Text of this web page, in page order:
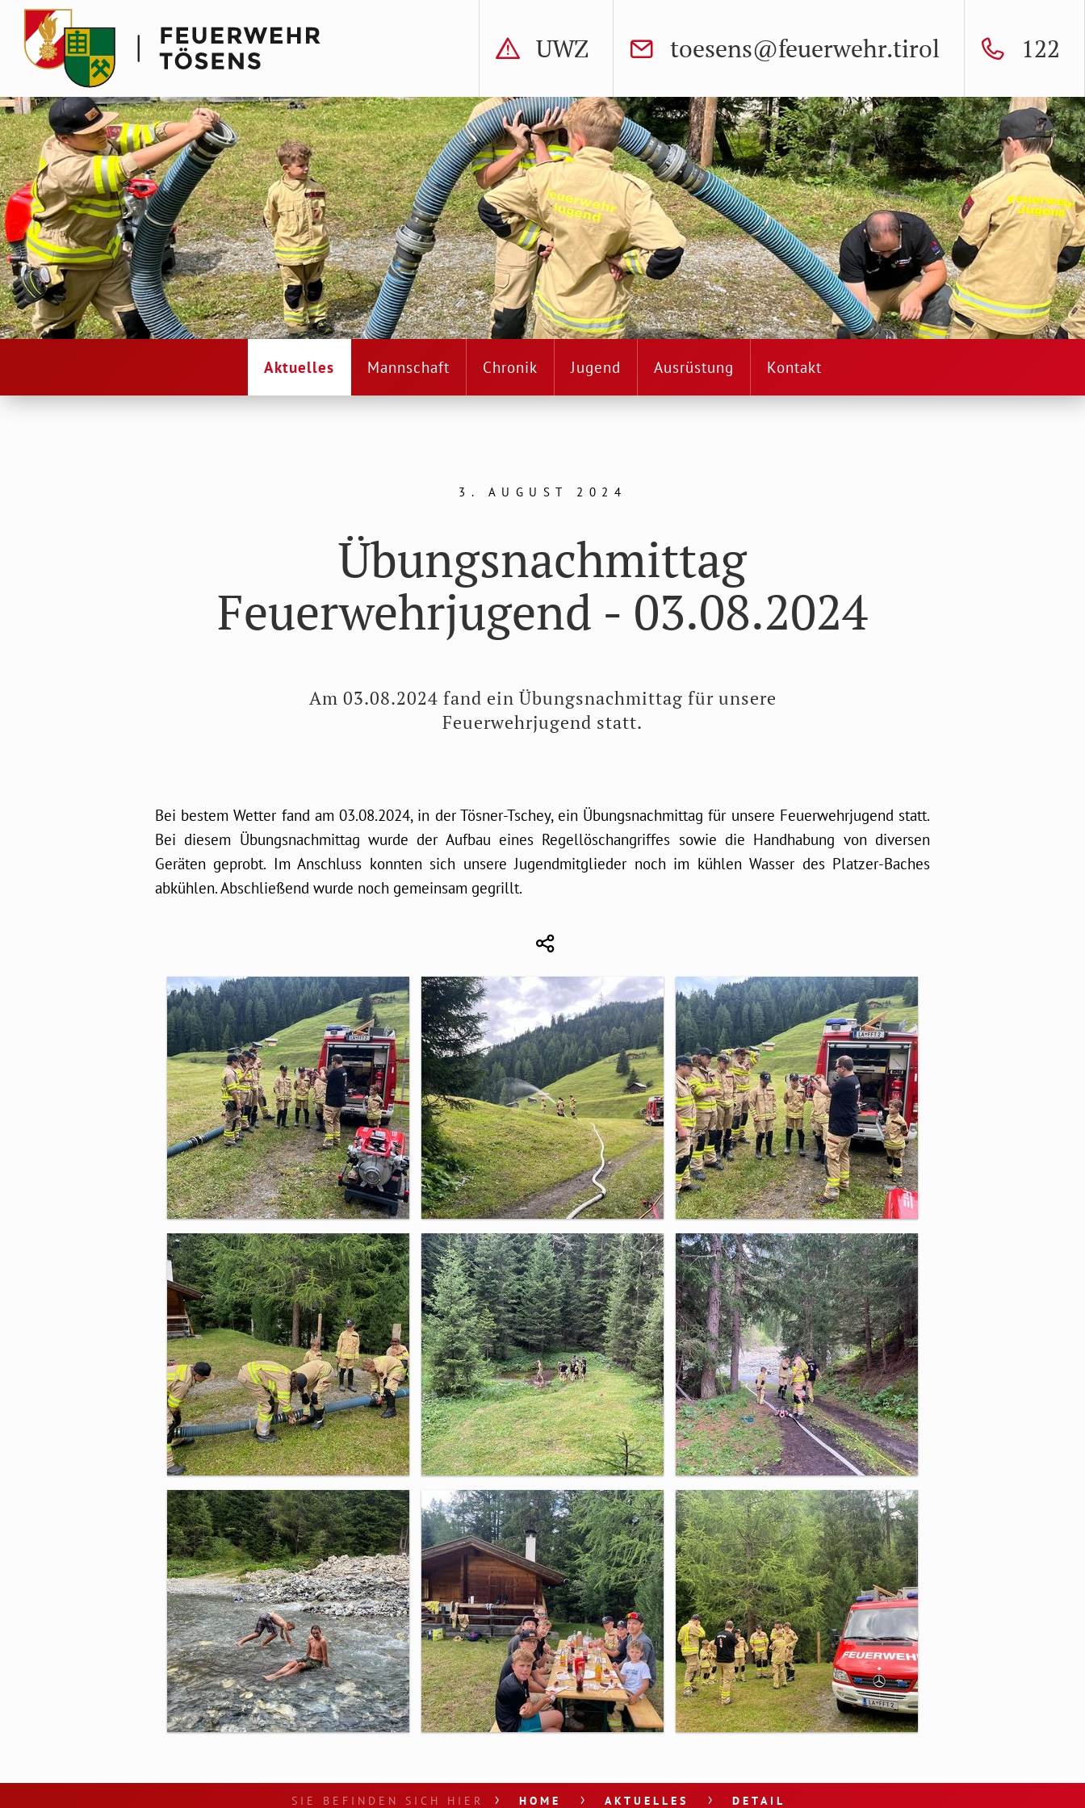
UWZ toesens@feuerwehr.tirol 122
Aktuelles Mannschaft Chronik Jugend Ausrüstung Kontakt
3. AUGUST 2024
Übungsnachmittag
Feuerwehrjugend - 03.08.2024
Am 03.08.2024 fand ein Übungsnachmittag für unsere
Feuerwehrjugend statt.
Bei bestem Wetter fand am 03.08.2024, in der Tösner-Tschey, ein Übungsnachmittag für unsere Feuerwehrjugend statt.
Bei diesem Übungsnachmittag wurde der Aufbau eines Regellöschangriffes sowie die Handhabung von diversen
Geräten geprobt. Im Anschluss konnten sich unsere Jugendmitglieder noch im kühlen Wasser des Platzer-Baches
abkühlen. Abschließend wurde noch gemeinsam gegrillt.
SIE BEFINDEN SICH HIER HOME AKTUELLES DETAIL